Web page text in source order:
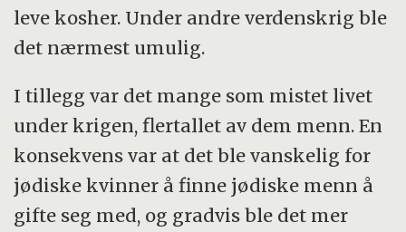
leve kosher. Under andre verdenskrig ble
det nærmest umulig.
I tillegg var det mange som mistet livet
under krigen, flertallet av dem menn. En
konsekvens var at det ble vanskelig for
jødiske kvinner å finne jødiske menn å
gifte seg med, og gradvis ble det mer